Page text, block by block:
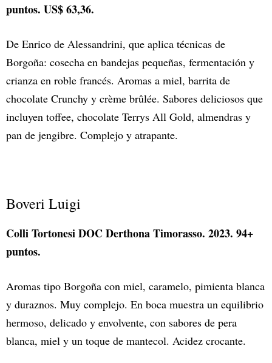
puntos. US$ 63,36.
De Enrico de Alessandrini, que aplica técnicas de
Borgoña: cosecha en bandejas pequeñas, fermentación y
crianza en roble francés. Aromas a miel, barrita de
chocolate Crunchy y crème brûlée. Sabores deliciosos que
incluyen toffee, chocolate Terrys All Gold, almendras y
pan de jengibre. Complejo y atrapante.
Boveri Luigi
Colli Tortonesi DOC Derthona Timorasso. 2023. 94+
puntos.
Aromas tipo Borgoña con miel, caramelo, pimienta blanca
y duraznos. Muy complejo. En boca muestra un equilibrio
hermoso, delicado y envolvente, con sabores de pera
blanca, miel y un toque de mantecol. Acidez crocante.